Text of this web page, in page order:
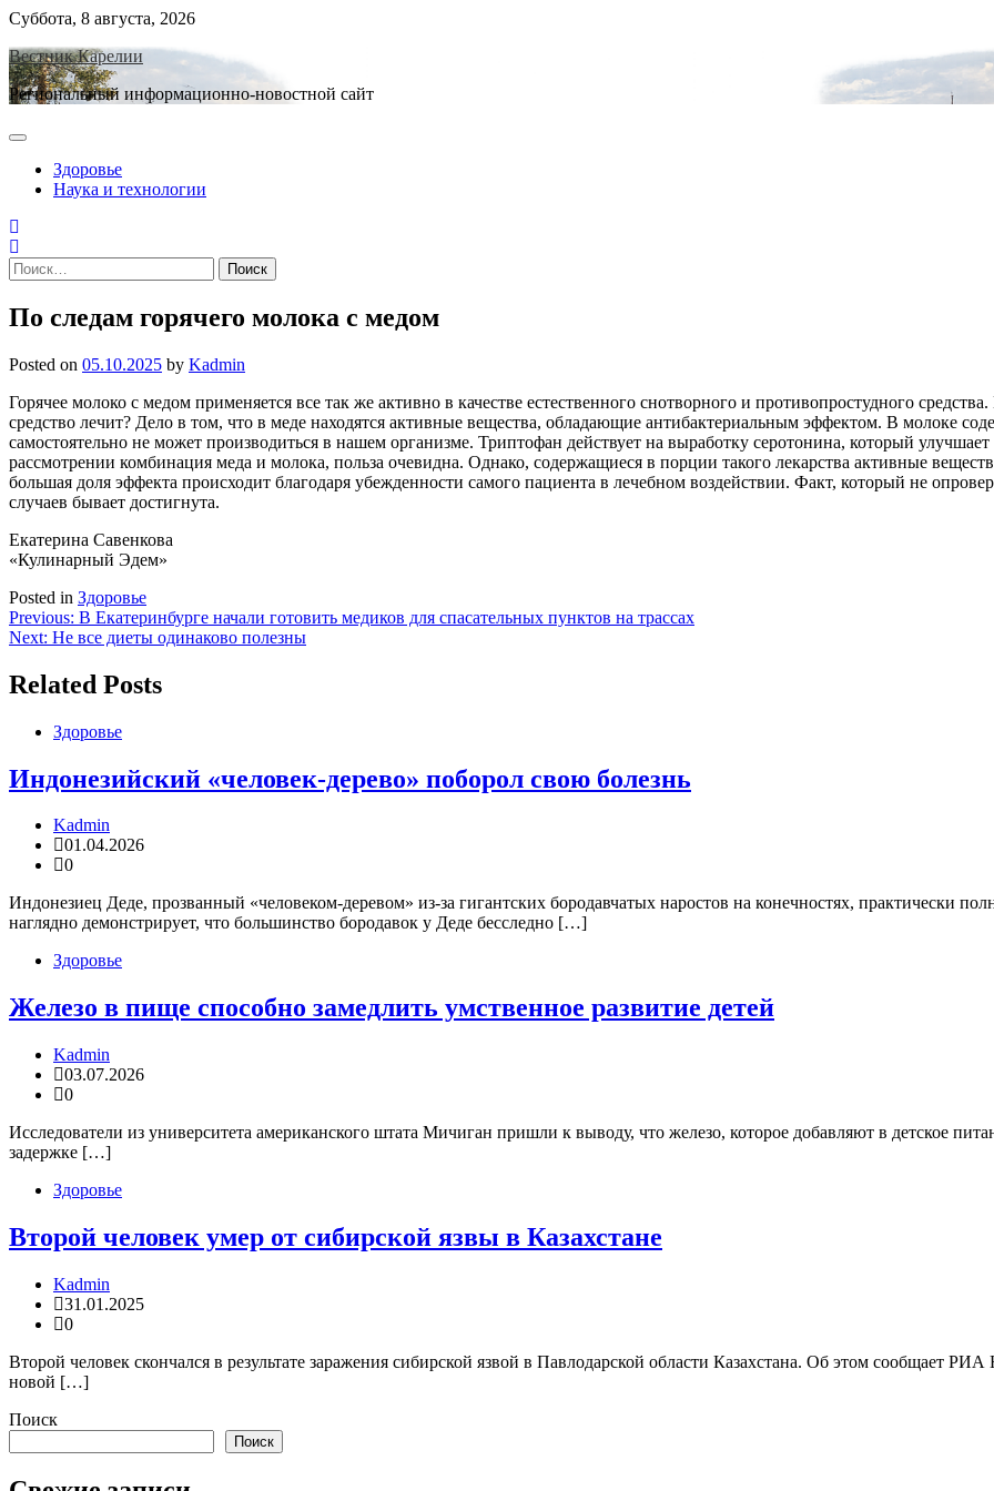
Skip
content
Суббота, 8 августа, 2026
Вестник Карелии
Региональный информационно-новостной сайт
Здоровье
Наука и технологии
Найти:
По следам горячего молока с медом
Posted on 05.10.2025 by Kadmin
Горячее молоко с медом применяется все так же активно в качестве естественного снотворного и противопростудного
средство лечит? Дело в том, что в меде находятся активные вещества, обладающие антибактериальным эффектом. В молоке
самостоятельно не может производиться в нашем организме. Триптофан действует на выработку серотонина, который
рассмотрении комбинация меда и молока, польза очевидна. Однако, содержащиеся в порции такого лекарства активные
большая доля эффекта происходит благодаря убежденности самого пациента в лечебном воздействии. Факт, который не
случаев бывает достигнута.
Екатерина Савенкова
«Кулинарный Эдем»
Posted in Здоровье
Навигация
по
записям
Previous: В Екатеринбурге начали готовить медиков для спасательных пунктов на трассах
Next: Не все диеты одинаково полезны
Related Posts
Здоровье
Индонезийский «человек-дерево» поборол свою болезнь
Kadmin
01.04.2026
0
Индонезиец Деде, прозванный «человеком-деревом» из-за гигантских бородавчатых наростов на конечностях, практически
наглядно демонстрирует, что большинство бородавок у Деде бесследно […]
Здоровье
Железо в пище способно замедлить умственное развитие детей
Kadmin
03.07.2026
0
Исследователи из университета американского штата Мичиган пришли к выводу, что железо, которое добавляют в детское
задержке […]
Здоровье
Второй человек умер от сибирской язвы в Казахстане
Kadmin
31.01.2025
0
Второй человек скончался в результате заражения сибирской язвой в Павлодарской области Казахстана. Об этом сообщает
новой […]
Поиск
Поиск